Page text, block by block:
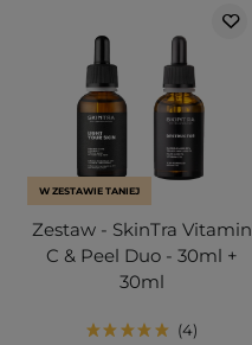
W ZESTAWIE TANIEJ
Zestaw - SkinTra Vitamin
C & Peel Duo - 30ml +
30ml
4